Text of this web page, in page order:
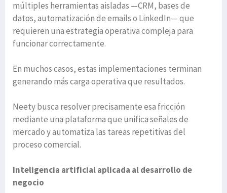
múltiples herramientas aisladas —CRM, bases de
datos, automatización de emails o LinkedIn— que
requieren una estrategia operativa compleja para
funcionar correctamente.
En muchos casos, estas implementaciones terminan
generando más carga operativa que resultados.
Neety busca resolver precisamente esa fricción
mediante una plataforma que unifica señales de
mercado y automatiza las tareas repetitivas del
proceso comercial.
Inteligencia artificial aplicada al desarrollo de
negocio